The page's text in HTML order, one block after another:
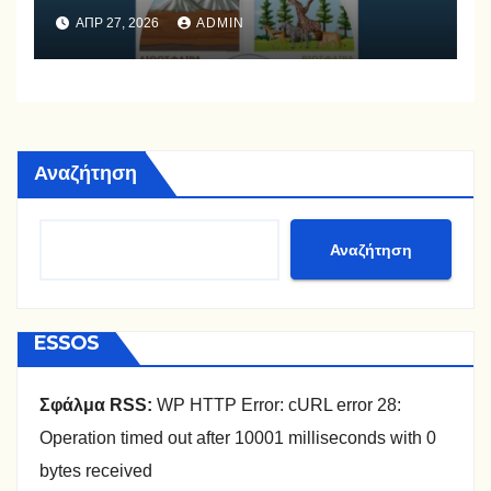
ΑΠΡ 27, 2026 ADMIN
Αναζήτηση
Αναζήτηση
ESSOS
Σφάλμα RSS: WP HTTP Error: cURL error 28:
Operation timed out after 10001 milliseconds with 0
bytes received